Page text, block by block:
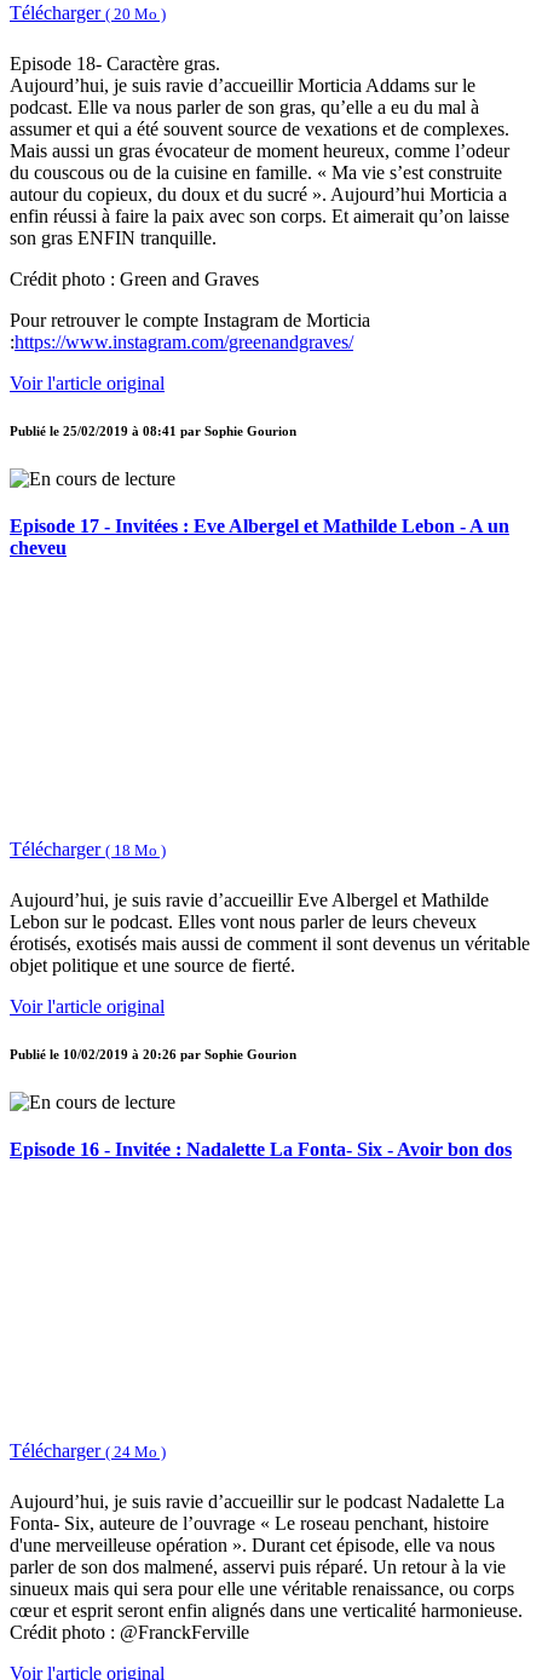
Télécharger ( 20 Mo )
Episode 18- Caractère gras.
Aujourd’hui, je suis ravie d’accueillir Morticia Addams sur le
podcast. Elle va nous parler de son gras, qu’elle a eu du mal à
assumer et qui a été souvent source de vexations et de complexes.
Mais aussi un gras évocateur de moment heureux, comme l’odeur
du couscous ou de la cuisine en famille. « Ma vie s’est construite
autour du copieux, du doux et du sucré ». Aujourd’hui Morticia a
enfin réussi à faire la paix avec son corps. Et aimerait qu’on laisse
son gras ENFIN tranquille.
Crédit photo : Green and Graves
Pour retrouver le compte Instagram de Morticia
:https://www.instagram.com/greenandgraves/
Voir l'article original
Publié le 25/02/2019 à 08:41 par Sophie Gourion
Episode 17 - Invitées : Eve Albergel et Mathilde Lebon - A un
cheveu
Télécharger ( 18 Mo )
Aujourd’hui, je suis ravie d’accueillir Eve Albergel et Mathilde
Lebon sur le podcast. Elles vont nous parler de leurs cheveux
érotisés, exotisés mais aussi de comment il sont devenus un véritable
objet politique et une source de fierté.
Voir l'article original
Publié le 10/02/2019 à 20:26 par Sophie Gourion
Episode 16 - Invitée : Nadalette La Fonta- Six - Avoir bon dos
Télécharger ( 24 Mo )
Aujourd’hui, je suis ravie d’accueillir sur le podcast Nadalette La
Fonta- Six, auteure de l’ouvrage « Le roseau penchant, histoire
d'une merveilleuse opération ». Durant cet épisode, elle va nous
parler de son dos malmené, asservi puis réparé. Un retour à la vie
sinueux mais qui sera pour elle une véritable renaissance, ou corps
cœur et esprit seront enfin alignés dans une verticalité harmonieuse.
Crédit photo : @FranckFerville
Voir l'article original